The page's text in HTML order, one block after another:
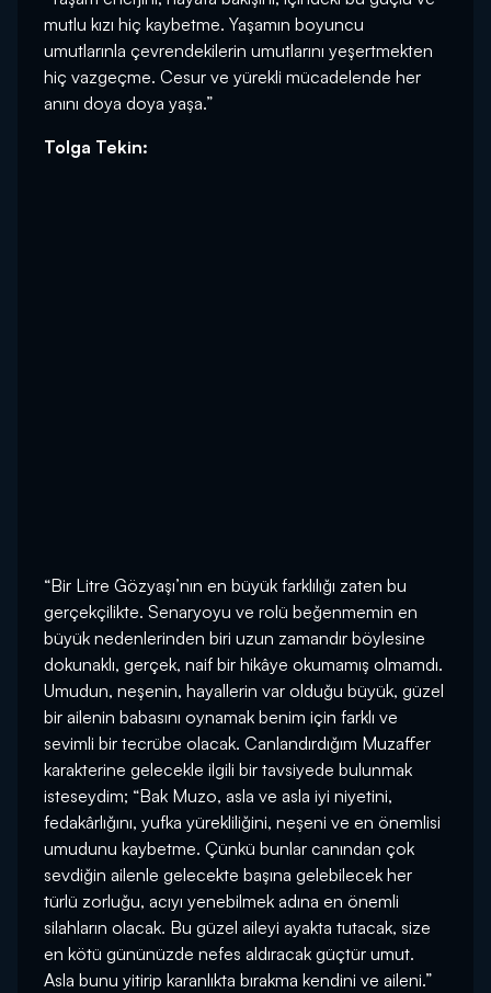
mutlu kızı hiç kaybetme. Yaşamın boyuncu
umutlarınla çevrendekilerin umutlarını yeşertmekten
hiç vazgeçme. Cesur ve yürekli mücadelende her
anını doya doya yaşa.”
Tolga Tekin:
“Bir Litre Gözyaşı’nın en büyük farklılığı zaten bu
gerçekçilikte. Senaryoyu ve rolü beğenmemin en
büyük nedenlerinden biri uzun zamandır böylesine
dokunaklı, gerçek, naif bir hikâye okumamış olmamdı.
Umudun, neşenin, hayallerin var olduğu büyük, güzel
bir ailenin babasını oynamak benim için farklı ve
sevimli bir tecrübe olacak. Canlandırdığım Muzaffer
karakterine gelecekle ilgili bir tavsiyede bulunmak
isteseydim; “Bak Muzo, asla ve asla iyi niyetini,
fedakârlığını, yufka yürekliliğini, neşeni ve en önemlisi
umudunu kaybetme. Çünkü bunlar canından çok
sevdiğin ailenle gelecekte başına gelebilecek her
türlü zorluğu, acıyı yenebilmek adına en önemli
silahların olacak. Bu güzel aileyi ayakta tutacak, size
en kötü gününüzde nefes aldıracak güçtür umut.
Asla bunu yitirip karanlıkta bırakma kendini ve aileni.”